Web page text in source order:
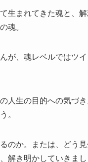
生まれてきた魂と、
魂。
が、魂レベルではツ
人生の目的への気づ
。
のか。または、どう
解き明かしていきまし